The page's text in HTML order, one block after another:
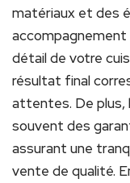
matériaux et des
accompagnement
détail de votre
résultat final
attentes. De plus,
souvent des
assurant une
vente de qualité.